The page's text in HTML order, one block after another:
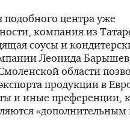
центра уже
компания из
соусы и
Леонида
области
продукции в
и иные преференции,